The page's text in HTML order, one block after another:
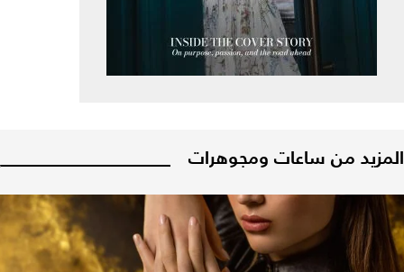
المزيد من ساعات ومجوهرات